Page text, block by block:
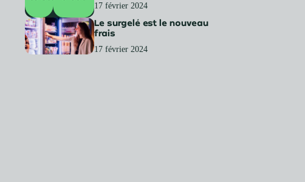
17 février 2024
Le surgelé est le nouveau
frais
17 février 2024